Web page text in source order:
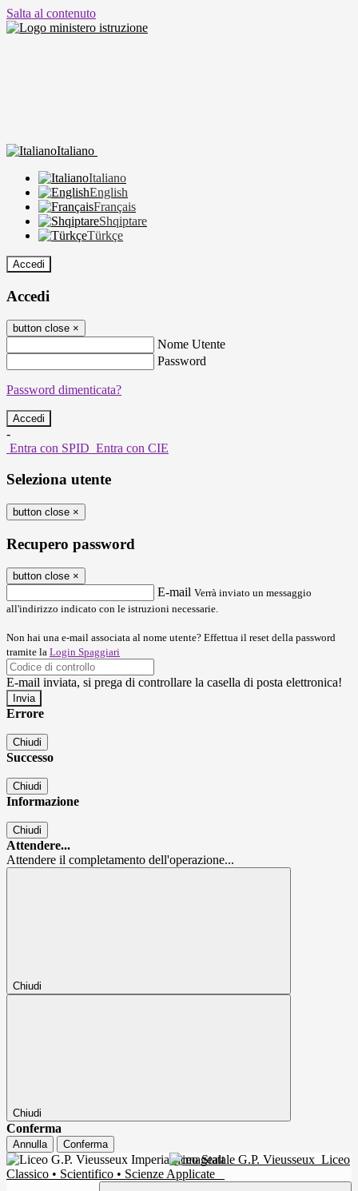
Salta al contenuto
Italiano
Italiano
English
Français
Shqiptare
Türkçe
Accedi
Accedi
button close ×
Nome Utente
Password
Password dimenticata?
-
Entra con SPID Entra con CIE
Seleziona utente
button close ×
Recupero password
button close ×
E-mail Verrà inviato un messaggio
all'indirizzo indicato con le istruzioni necessarie.
Non hai una e-mail associata al nome utente? Effettua il reset della password
tramite la Login Spaggiari
E-mail inviata, si prega di controllare la casella di posta elettronica!
Errore
Chiudi
Successo
Chiudi
Informazione
Chiudi
Attendere...
Attendere il completamento dell'operazione...
Chiudi
Chiudi
Conferma
Annulla Conferma
Liceo Statale G.P. Vieusseux Liceo
Classico • Scientifico • Scienze Applicate